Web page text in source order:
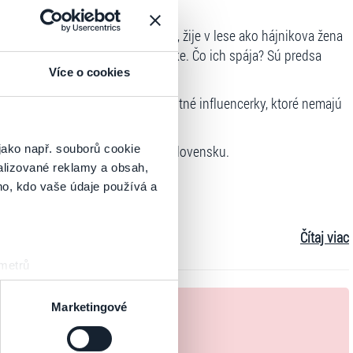
Více o cookies
např. souborů cookie
reklamy a obsah,
kdo vaše údaje používá a
prstu)
. Svůj souhlas
Marketingové
odišla z veľkej korporácie, žije v lese ako hájnikova žena
smrti a sexe po sedemdesiatke. Čo ich spája? Sú predsa
Vráblicová ako tri extravagantné influencerky, ktoré nemajú
o divnej dobe a dnešnom Slovensku.
Čítaj viac
originálne vstupenky.